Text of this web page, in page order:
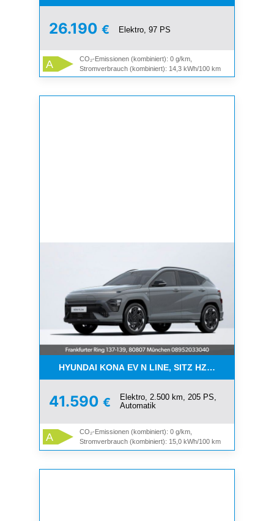
26.190 € Elektro, 97 PS
A
CO₂-Emissionen (kombiniert): 0 g/km,
Stromverbrauch (kombiniert): 14,3 kWh/100 km
HYUNDAI KONA EV N LINE, SITZ HZ, 360°,ACC,
41.590 €
Elektro, 2.500 km, 205 PS,
Automatik
A
CO₂-Emissionen (kombiniert): 0 g/km,
Stromverbrauch (kombiniert): 15,0 kWh/100 km